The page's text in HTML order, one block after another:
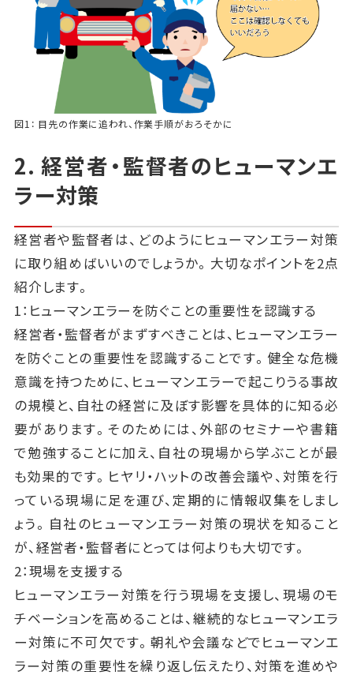
図1： 目先の作業に追われ、作業手順がおろそかに
2. 経営者・監督者のヒューマンエ
ラー対策
経営者や監督者は、どのようにヒューマンエラー対策
に取り組めばいいのでしょうか。大切なポイントを2点
紹介します。
1：ヒューマンエラーを防ぐことの重要性を認識する
経営者・監督者がまずすべきことは、ヒューマンエラー
を防ぐことの重要性を認識することです。健全な危機
意識を持つために、ヒューマンエラーで起こりうる事故
の規模と、自社の経営に及ぼす影響を具体的に知る必
要があります。そのためには、外部のセミナーや書籍
で勉強することに加え、自社の現場から学ぶことが最
も効果的です。ヒヤリ・ハットの改善会議や、対策を行
っている現場に足を運び、定期的に情報収集をしまし
ょう。自社のヒューマンエラー対策の現状を知ること
が、経営者・監督者にとっては何よりも大切です。
2：現場を支援する
ヒューマンエラー対策を行う現場を支援し、現場のモ
チベーションを高めることは、継続的なヒューマンエラ
ー対策に不可欠です。朝礼や会議などでヒューマンエ
ラー対策の重要性を繰り返し伝えたり、対策を進めや